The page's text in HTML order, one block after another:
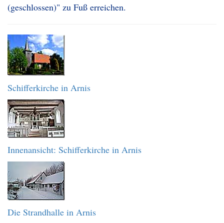
(geschlossen)" zu Fuß erreichen.
Schifferkirche in Arnis
Innenansicht: Schifferkirche in Arnis
Die Strandhalle in Arnis